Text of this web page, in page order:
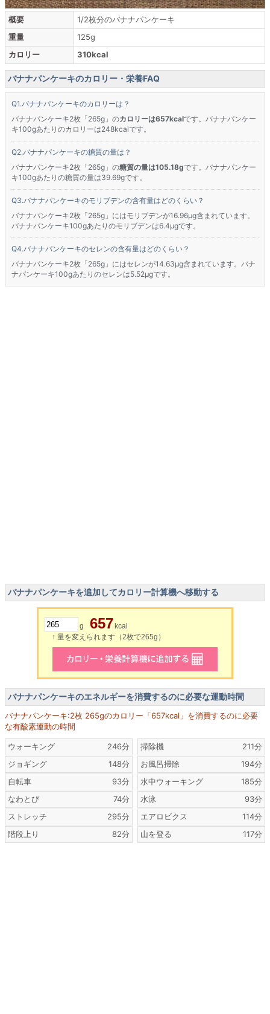
概要
1/2枚分のバナナパンケーキ
重量
125g
カロリー
310kcal
バナナパンケーキのカロリー・栄養FAQ
バナナパンケーキのカロリーは？
バナナパンケーキ2枚「265g」のカロリーは657kcalです。バナナパンケー
キ100gあたりのカロリーは248kcalです。
バナナパンケーキの糖質の量は？
バナナパンケーキ2枚「265g」の糖質の量は105.18gです。バナナパンケー
キ100gあたりの糖質の量は39.69gです。
バナナパンケーキのモリブデンの含有量はどのくらい？
バナナパンケーキ2枚「265g」にはモリブデンが16.96μg含まれています。
バナナパンケーキ100gあたりのモリブデンは6.4μgです。
バナナパンケーキのセレンの含有量はどのくらい？
バナナパンケーキ2枚「265g」にはセレンが14.63μg含まれています。バナ
ナパンケーキ100gあたりのセレンは5.52μgです。
バナナパンケーキを追加してカロリー計算機へ移動する
g 657 kcal
↑ 量を変えられます（2枚で265g）
バナナパンケーキのエネルギーを消費するのに必要な運動時間
バナナパンケーキ:2枚 265gのカロリー「657kcal」を消費するのに必要
な有酸素運動の時間
ウォーキング
246分
ジョギング
148分
自転車
93分
なわとび
74分
ストレッチ
295分
階段上り
82分
掃除機
211分
お風呂掃除
194分
水中ウォーキング
185分
水泳
93分
エアロビクス
114分
山を登る
117分